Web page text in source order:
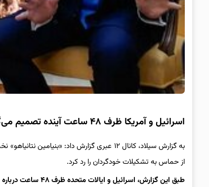
اسرائیل و آمریکا ظرف ۴۸ ساعت آینده تصمیم می‌گیرند/فعلا چیزی افشا نشود!
به گزارش سیلاد، کانال ۱۲ عبری گزارش داد:
از حماس به تشکیلات خودگردان را رد کرد.
طبق این گزارش، اسرائیل و ایالات متحده ظرف ۴۸ ساعت درباره اعزام هیئتی به قطر تصمیم خواهند گرفت.